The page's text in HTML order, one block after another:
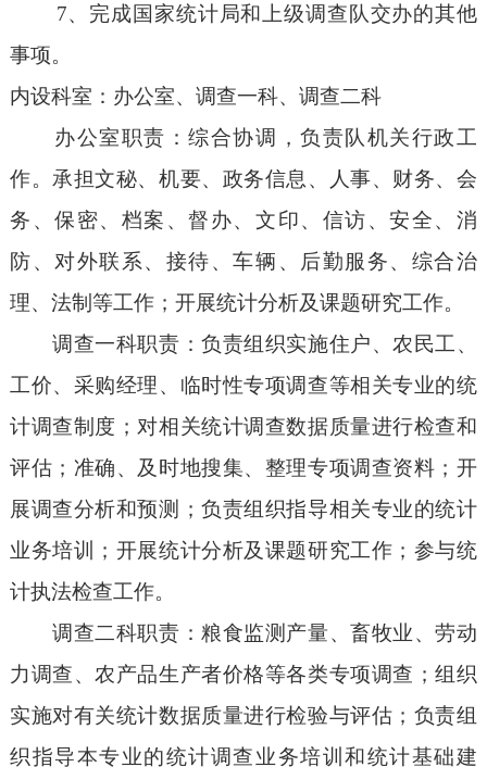
7、完成国家统计局和上级调查队交办的其他
事项。
内设科室：办公室、调查一科、调查二科
办公室职责：综合协调，负责队机关行政工
作。承担文秘、机要、政务信息、人事、财务、会
务、保密、档案、督办、文印、信访、安全、消
防、对外联系、接待、车辆、后勤服务、综合治
理、法制等工作；开展统计分析及课题研究工作。
调查一科职责：负责组织实施住户、农民工、
工价、采购经理、临时性专项调查等相关专业的统
计调查制度；对相关统计调查数据质量进行检查和
评估；准确、及时地搜集、整理专项调查资料；开
展调查分析和预测；负责组织指导相关专业的统计
业务培训；开展统计分析及课题研究工作；参与统
计执法检查工作。
调查二科职责：粮食监测产量、畜牧业、劳动
力调查、农产品生产者价格等各类专项调查；组织
实施对有关统计数据质量进行检验与评估；负责组
织指导本专业的统计调查业务培训和统计基础建